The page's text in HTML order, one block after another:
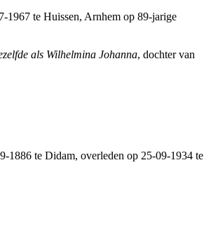
1967 te Huissen, Arnhem op 89-jarige
als Wilhelmina Johanna, dochter van
1886 te Didam, overleden op 25-09-1934 te